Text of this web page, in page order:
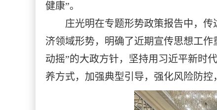
健康”。
庄光明在专题形势政策报告中，
济领域形势，明确了近期宣传思想工
动摇”的大政方针，坚持用习近平新时
养方式，加强典型引导，强化风险防控